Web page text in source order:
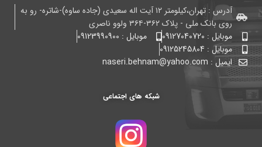
آدرس : تهران،کیلومتر ۱۲ آیت اله سعیدی (جاده ساوه)-شاتره- رو به
روی بانک ملی - پلاک ۳۶۲-۳۶۴ ولوو ناصری
موبایل : 09127040720
موبایل : 09123990900
موبایل : 09125245804
ایمیل : naseri.behnam@yahoo.com
شبکه های اجتماعی